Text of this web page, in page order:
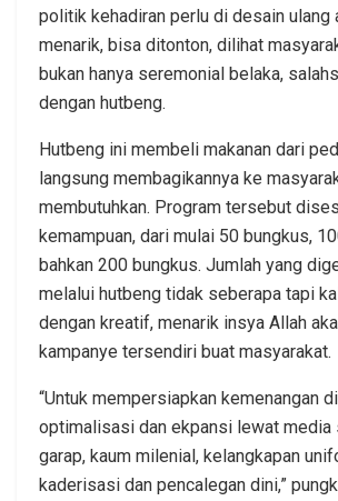
politik kehadiran perlu di desain ulang
menarik, bisa ditonton, dilihat
bukan hanya seremonial belaka,
dengan hutbeng.
Hutbeng ini membeli makanan dari
langsung membagikannya ke
membutuhkan. Program tersebut
kemampuan, dari mulai 50 bungkus,
bahkan 200 bungkus. Jumlah yang
melalui hutbeng tidak seberapa tapi
dengan kreatif, menarik insya Allah
kampanye tersendiri buat masyarakat.
“Untuk mempersiapkan kemenangan
optimalisasi dan ekpansi lewat media
garap, kaum milenial, kelangkapan
kaderisasi dan pencalegan dini,”